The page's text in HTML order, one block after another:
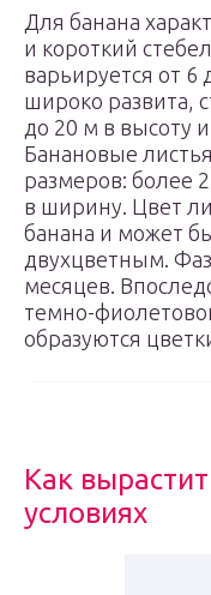
Для банана
и короткий
варьируется от 6
широко развита,
до 20 м в высоту
Банановые
размеров: более
в ширину. Цвет
банана и может
двухцветным.
месяцев.
темно-
образуются
Как
условиях